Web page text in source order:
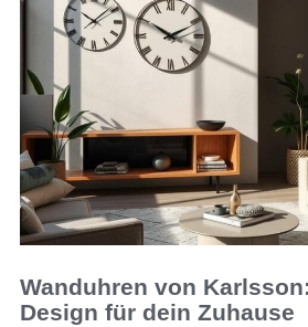
Wanduhren von
Design für dein Zuhause